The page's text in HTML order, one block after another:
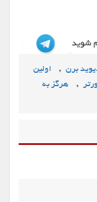
برن ,
اولین
,
هرگز به